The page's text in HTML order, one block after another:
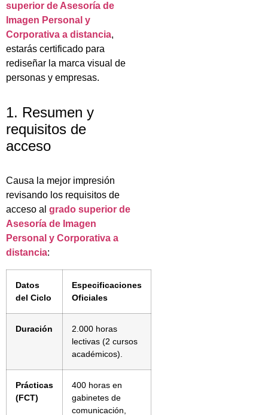
superior de Asesoría de
Imagen Personal y
Corporativa a distancia,
estarás certificado para
rediseñar la marca visual de
personas y empresas.
1. Resumen y
requisitos de
acceso
Causa la mejor impresión
revisando los requisitos de
acceso al grado superior de
Asesoría de Imagen
Personal y Corporativa a
distancia:
Datos
del Ciclo
Especificaciones
Oficiales
Duración
2.000 horas
lectivas (2 cursos
académicos).
Prácticas
(FCT)
400 horas en
gabinetes de
comunicación,